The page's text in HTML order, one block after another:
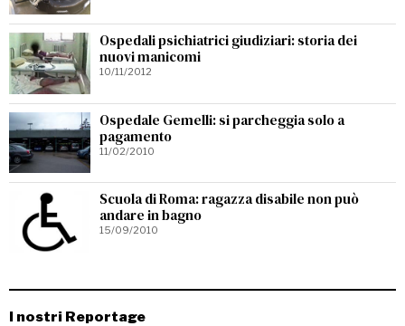
Ospedali psichiatrici giudiziari: storia dei
nuovi manicomi
10/11/2012
Ospedale Gemelli: si parcheggia solo a
pagamento
11/02/2010
Scuola di Roma: ragazza disabile non può
andare in bagno
15/09/2010
I nostri Reportage